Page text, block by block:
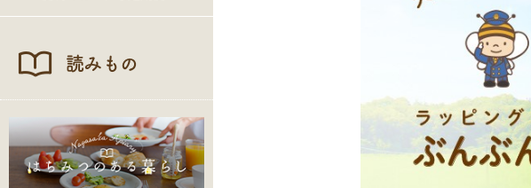
読みもの